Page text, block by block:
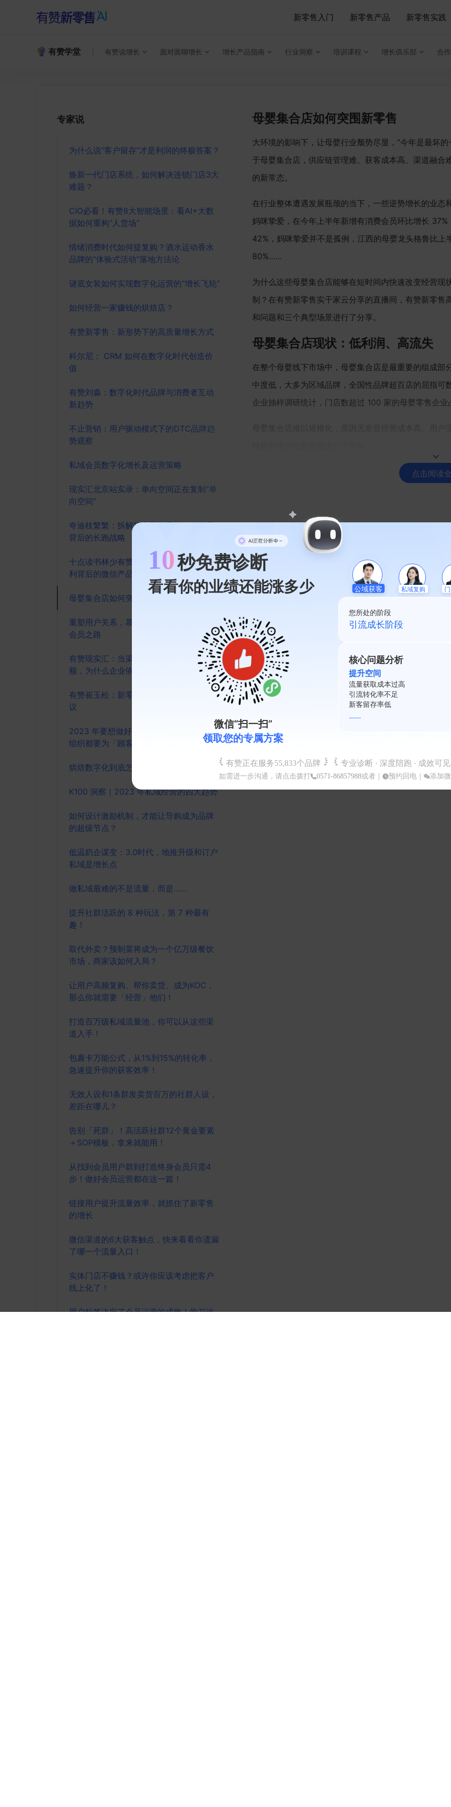
10秒免费诊断
看看你的业绩还能涨多少
微信“扫一扫”
领取您的专属方案
公域获客 私域复购
您所处的阶段
私域起盘阶段
核心问题分析
提升空间
复购率不足
会员活跃度低
裂变系数差
......
有赞正在服务55,833个品牌 专业诊断 · 深度陪跑 · 成效可见
如需进一步沟通，请点击拨打 0571-86857988或者｜ 预约回电｜ 添加
新零售入门 新零售产品 新零售实践
有赞学堂 有赞说增长 面对面聊增长 增长产品指南 行业洞察 培训课程 增长俱乐部 合
专家说
为什么说“客户留存”才是利润的终极答案？
焕新一代门店系统，如何解决连锁门店3大
难题？
CIO必看！有赞8大智能场景：看AI+大数
据如何重构“人货场”
情绪消费时代如何提复购？酒水运动香水
品牌的“体验式活动”落地方法论
谜底女装如何实现数字化运营的“增长飞轮”
如何经营一家赚钱的烘焙店？
有赞新零售：新形势下的高质量增长方式
科尔尼： CRM 如何在数字化时代创造价
值
有赞刘淼：数字化时代品牌与消费者互动
新趋势
不止营销：用户驱动模式下的DTC品牌趋
势观察
私域会员数字化增长及运营策略
现实汇北京站实录：单向空间正在复制“单
向空间”
夸迪枝繁繁：拆解抗衰国货品牌15亿销量
背后的长跑战略
十点读书林少有赞现实汇分享：视频号红
利背后的微信产品观
母婴集合店如何突围新零售
重塑用户关系，慕涛揭秘 Kappa 的数字化
会员之路
有赞现实汇：当渠道商贡献七成以上销售
额，为什么企业依旧要做DTC转型？
有赞崔玉松：新零售业务落地的8条避坑建
议
2023 年要想做好服饰门店生意，每一级
组织都要为「顾客回店」而努力
烘焙数字化到底怎么做
K100 洞察｜2023 年私域经营的四大趋势
如何设计激励机制，才能让导购成为品牌
的超级节点？
低温奶企谋变：3.0时代，地推升级和订户
私域是增长点
做私域最难的不是流量，而是……
提升社群活跃的 8 种玩法，第 7 种最有
趣！
取代外卖？预制菜将成为一个亿万级餐饮
市场，商家该如何入局？
让用户高频复购、帮你卖货、成为KOC，
那么你就需要「经营」他们！
打造百万级私域流量池，你可以从这些渠
道入手！
包裹卡万能公式，从1%到15%的转化率，
急速提升你的获客效率！
无效人设和1条群发卖货百万的社群人设，
差距在哪儿？
告别「死群」！高活跃社群12个黄金要素
＋SOP模板，拿来就能用！
从找到会员用户群到打造终身会员只需4
步！做好会员运营都在这一篇！
链接用户提升流量效率，就抓住了新零售
的增长
微信渠道的6大获客触点，快来看看你遗漏
了哪一个流量入口！
实体门店不赚钱？或许你应该考虑把客户
线上化了！
用户标签决定了会员运营的成败！学习这
母婴集合店如何突围新零售
大环境的影响下，让母婴行业颓势尽显，“今年是最坏
于母婴集合店，供应链管理难、获客成本高、渠道融
的新常态。
在行业整体遭遇发展瓶颈的当下，一些逆势增长的业
妈咪挚爱，在今年上半年新增有消费会员环比增长
42%，妈咪挚爱并不是孤例，江西的母婴龙头格鲁比
80%……
为什么这些母婴集合店能够在短时间内快速改变经营
制？在有赞新零售实干家云分享的直播间，有赞新零
和问题和三个典型场景进行了分享。
母婴集合店现状：低利润、高流失
在整个母婴线下市场中，母婴集合店是最重要的组成
中度低，大多为区域品牌，全国性品牌超百店的屈指
企业抽样调研统计，门店数超过 100 家的母婴零售企业
点击阅读